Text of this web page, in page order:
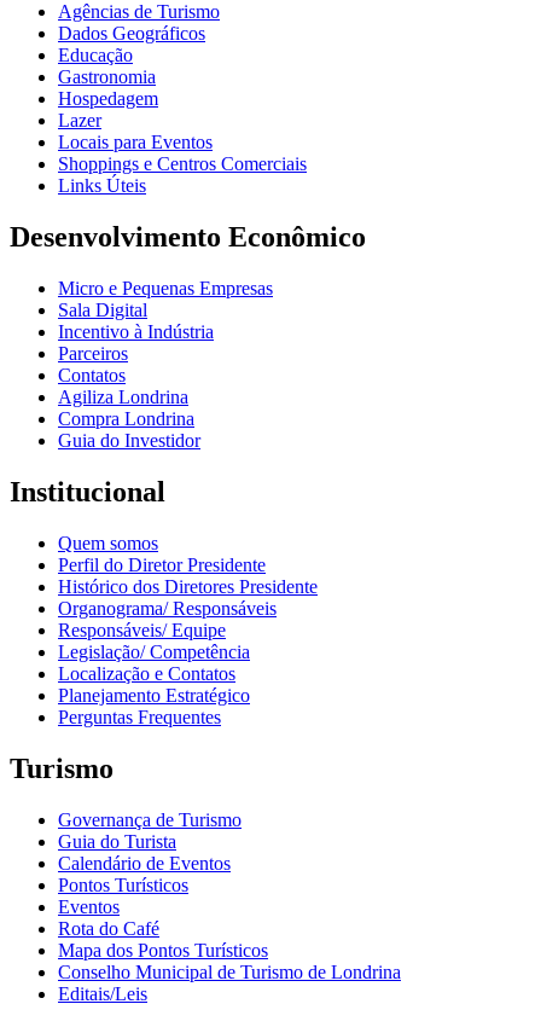
Agências de Turismo
Dados Geográficos
Educação
Gastronomia
Hospedagem
Lazer
Locais para Eventos
Shoppings e Centros Comerciais
Links Úteis
Desenvolvimento Econômico
Micro e Pequenas Empresas
Sala Digital
Incentivo à Indústria
Parceiros
Contatos
Agiliza Londrina
Compra Londrina
Guia do Investidor
Institucional
Quem somos
Perfil do Diretor Presidente
Histórico dos Diretores Presidente
Organograma/ Responsáveis
Responsáveis/ Equipe
Legislação/ Competência
Localização e Contatos
Planejamento Estratégico
Perguntas Frequentes
Turismo
Governança de Turismo
Guia do Turista
Calendário de Eventos
Pontos Turísticos
Eventos
Rota do Café
Mapa dos Pontos Turísticos
Conselho Municipal de Turismo de Londrina
Editais/Leis